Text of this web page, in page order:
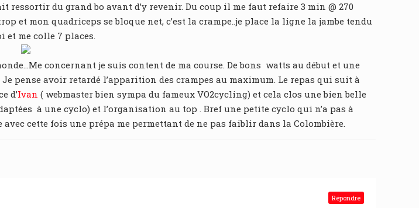
du grand bo avant d’y revenir. Du coup il me faut refaire 3 min @ 270
et mon quadriceps se bloque net, c’est la crampe..je place la ligne la jambe tendu
et me colle 7 places.
concernant je suis content de ma course. De bons watts au début et une
pense avoir retardé l’apparition des crampes au maximum. Le repas qui suit à
d’Ivan ( webmaster bien sympa du fameux VO2cycling) et cela clos une bien belle
à une cyclo) et l’organisation au top . Bref une petite cyclo qui n’a pas à
cette fois une prépa me permettant de ne pas faiblir dans la Colombière.
Répondre